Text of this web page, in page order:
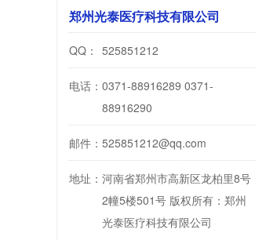
郑州光泰医疗科技有限公司
QQ： 525851212
电话： 0371-88916289 0371-
88916290
邮件： 525851212@qq.com
地址： 河南省郑州市高新区龙柏里8号
2幢5楼501号 版权所有：郑州
光泰医疗科技有限公司